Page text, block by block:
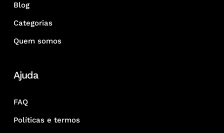
Blog
Categorias
Quem somos
Ajuda
FAQ
Políticas e termos